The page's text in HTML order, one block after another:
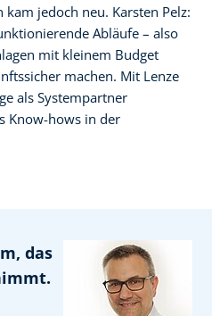
jedoch neu. Karsten Pelz:
Abläufe – also
mit kleinem Budget
machen. Mit Lenze
als Systempartner
Know-hows in der
das